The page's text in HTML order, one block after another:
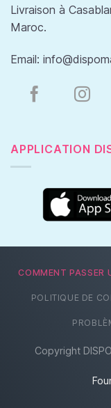
Livraison à
Maroc.
Email:
APPLICATION
COMMENT PASSER
POLITIQUE DE
Copyright